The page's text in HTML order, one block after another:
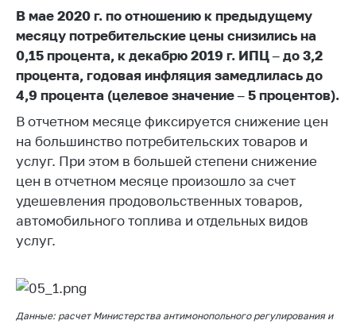
Белорусская
универсальная
товарная биржа
Общественная
жизнь
Идеологическая
работа
Официальные
геральдические
символы
5 лет МАРТ
Ценовая политика
Антимонопольное
В мае 2020 г. по отношению к предыдущему
месяцу потребительские цены снизились на
0,15 процента, к декабрю 2019 г. ИПЦ – до 3,2
процента, годовая инфляция замедлилась до
4,9 процента (целевое значение – 5 процентов).
В отчетном месяце фиксируется снижение цен
на большинство потребительских товаров и
услуг. При этом в большей степени снижение
цен в отчетном месяце произошло за счет
удешевления продовольственных товаров,
автомобильного топлива и отдельных видов
услуг.
Данные: расчет Министерства антимонопольного регулирования и